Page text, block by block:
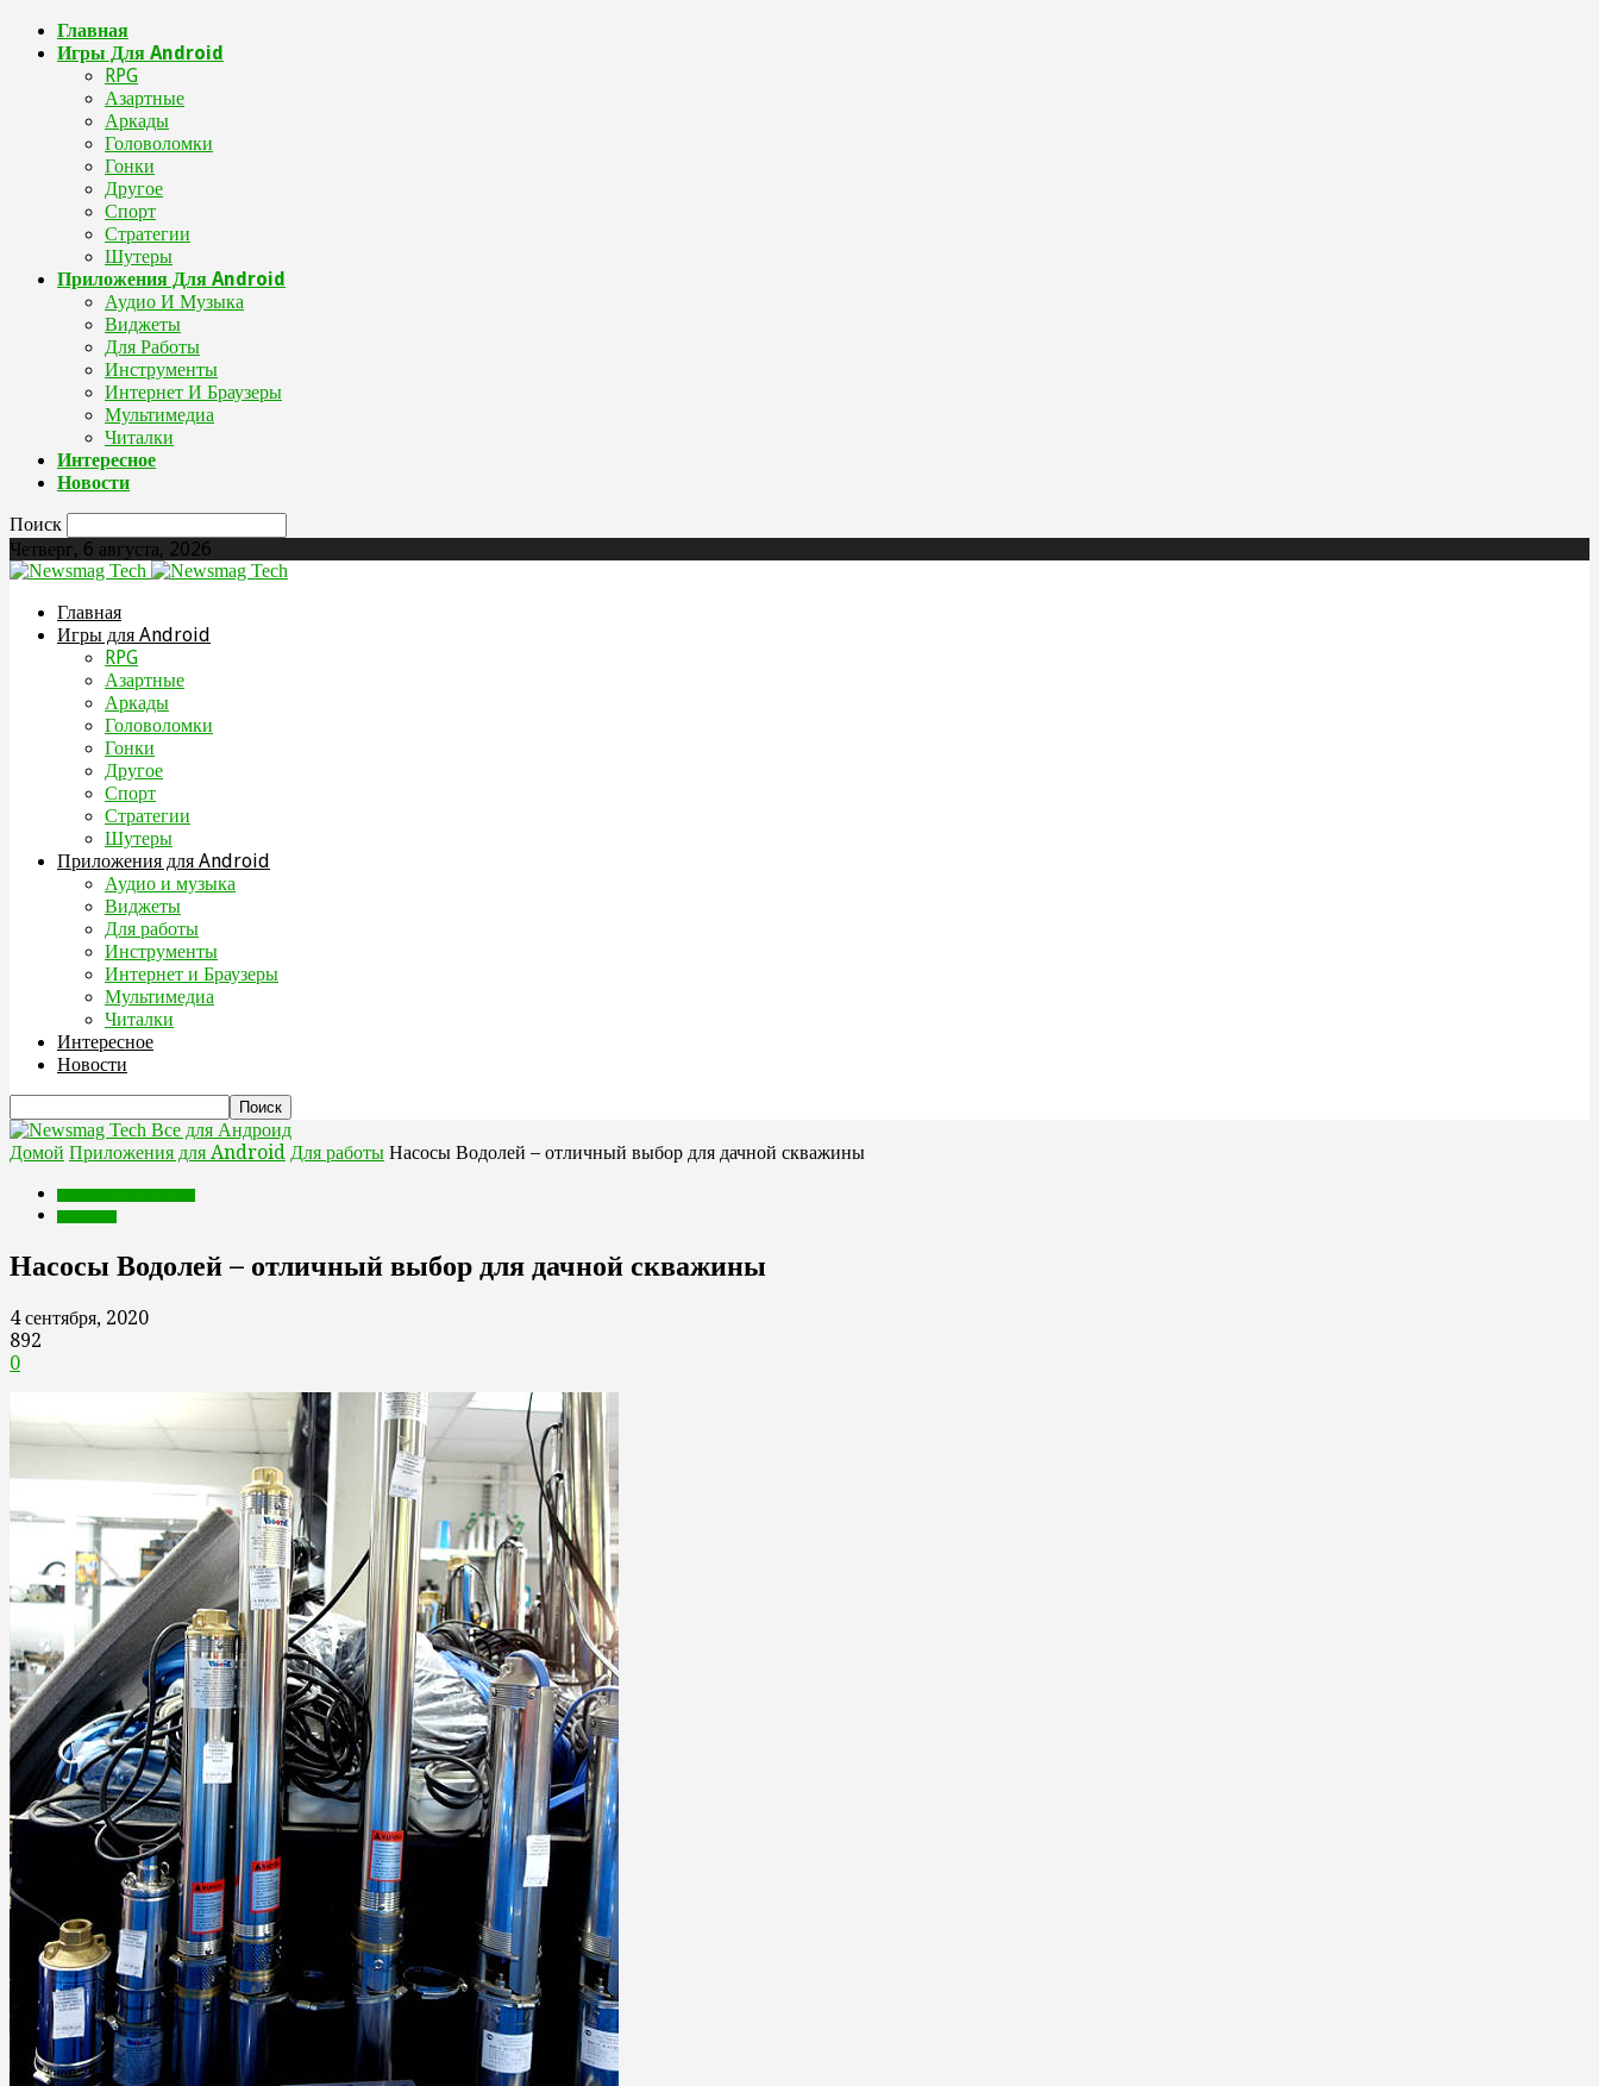
Главная
Игры Для Android
RPG
Азартные
Аркады
Головоломки
Гонки
Другое
Спорт
Стратегии
Шутеры
Приложения Для Android
Аудио И Музыка
Виджеты
Для Работы
Инструменты
Интернет И Браузеры
Мультимедиа
Читалки
Интересное
Новости
Поиск
Четверг, 6 августа, 2026
Главная
Игры для Android
RPG
Азартные
Аркады
Головоломки
Гонки
Другое
Спорт
Стратегии
Шутеры
Приложения для Android
Аудио и музыка
Виджеты
Для работы
Инструменты
Интернет и Браузеры
Мультимедиа
Читалки
Интересное
Новости
Все для Андроид
Домой Приложения для Android Для работы Насосы Водолей – отличный выбор для дачной скважины
Насосы Водолей – отличный выбор для дачной скважины
4 сентября, 2020
892
0